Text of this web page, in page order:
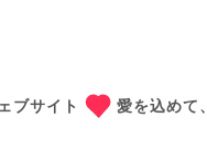
ブサイト 愛を込めて、